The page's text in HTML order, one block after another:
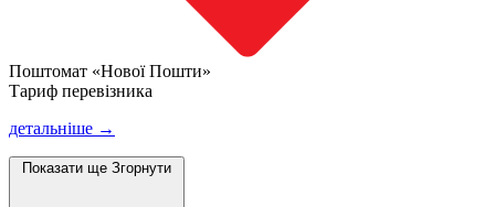
Поштомат «Нової Пошти»
Тариф перевізника
детальніше →
Показати ще Згорнути